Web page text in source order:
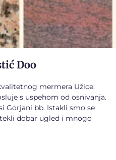
Doo
mermera Užice.
s uspehom od osnivanja.
Gorjani bb. Istakli smo se
dobar ugled i mnogo